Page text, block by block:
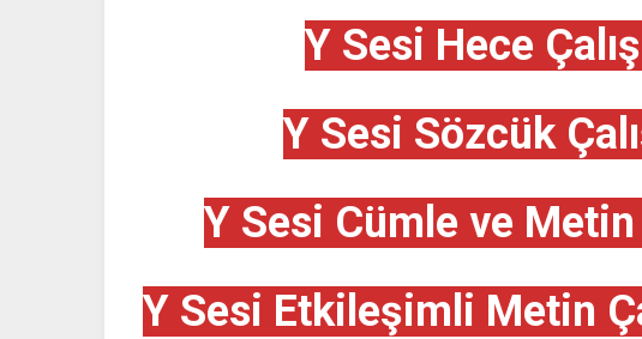
Y Sesi Hece
Y Sesi Sözcük
Y Sesi Cümle ve
Y Sesi Etkileşimli Metin